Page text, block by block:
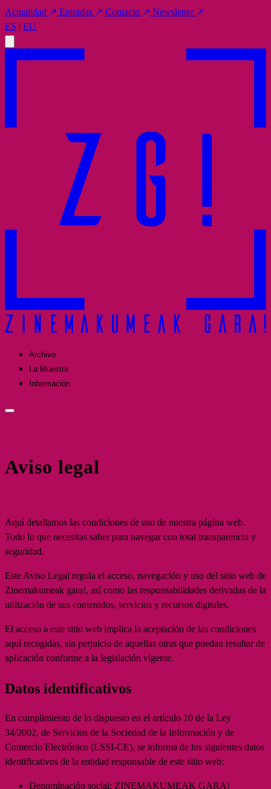
Actualidad ↗ Entradas ↗ Contacto ↗ Newsletter ↗
ES | EU
Archivo
La Muestra
Información
Aviso legal
Aquí detallamos las condiciones de uso de nuestra página web.
Todo lo que necesitas saber para navegar con total transparencia y
seguridad.
Este Aviso Legal regula el acceso, navegación y uso del sitio web de
Zinemakumeak gara!, así como las responsabilidades derivadas de la
utilización de sus contenidos, servicios y recursos digitales.
El acceso a este sitio web implica la aceptación de las condiciones
aquí recogidas, sin perjuicio de aquellas otras que puedan resultar de
aplicación conforme a la legislación vigente.
Datos identificativos
En cumplimiento de lo dispuesto en el artículo 10 de la Ley
34/2002, de Servicios de la Sociedad de la Información y de
Comercio Electrónico (LSSI-CE), se informa de los siguientes datos
identificativos de la entidad responsable de este sitio web:
Denominación social: ZINEMAKUMEAK GARA!